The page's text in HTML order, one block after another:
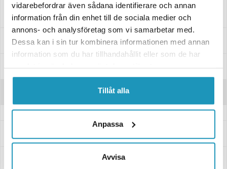
vidarebefordrar även sådana identifierare och annan
information från din enhet till de sociala medier och
annons- och analysföretag som vi samarbetar med.
Dessa kan i sin tur kombinera informationen med annan
information som du har tillhandahållit eller som de har
Tillåt alla
Anpassa
Avvisa
Plastglider for primærvariator. Passer utvalgte modeller fra TGB.
Passer til disse modellene
Spesifikasjoner